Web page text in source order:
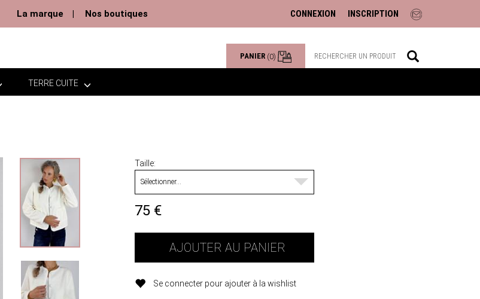
La marque Nos boutiques CONNEXION INSCRIPTION
PANIER (0)
TERRE CUITE
Taille
75 €
AJOUTER AU PANIER
Se connecter pour ajouter à la wishlist